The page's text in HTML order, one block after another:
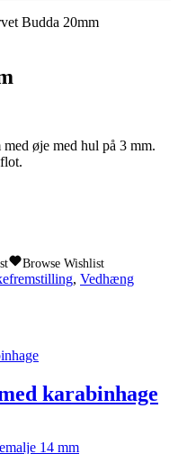
Budda 20mm
øje med hul på 3 mm.
Browse Wishlist
, Vedhæng
karabinhage